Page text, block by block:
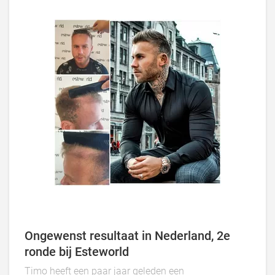
Ongewenst resultaat in Nederland, 2e
ronde bij Esteworld
Timo heeft een paar jaar geleden een